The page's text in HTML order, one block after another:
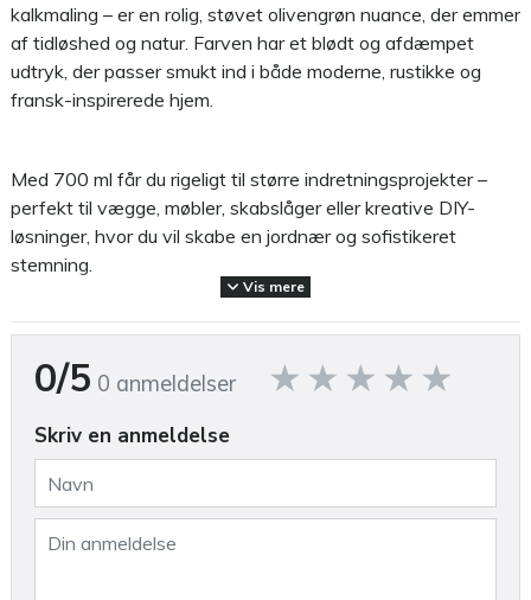
kalkmaling – er en rolig, støvet olivengrøn nuance, der emmer
af tidløshed og natur. Farven har et blødt og afdæmpet
udtryk, der passer smukt ind i både moderne, rustikke og
fransk-inspirerede hjem.
Med 700 ml får du rigeligt til større indretningsprojekter –
perfekt til vægge, møbler, skabslåger eller kreative DIY-
løsninger, hvor du vil skabe en jordnær og sofistikeret
stemning.
Den matte kalkfinish tilfører overfladen struktur og en
sanselig dybde, der understreger farvens vintagekarakter.
Dusty Olive fungerer godt sammen med træ, naturfibre,
stentøj og neutrale nuancer – og giver et afdæmpet, men
karakterfuldt præg til både lyse og mørke rum.
Malingen er økologisk, vandbaseret og lugtfri, og den er nem
Vis mere
0/5 0 anmeldelser
Skriv en anmeldelse